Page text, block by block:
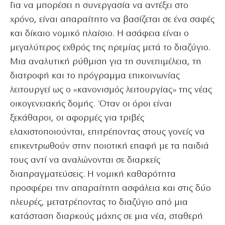
Για να μπορέσει η συνεργασία να αντέξει στο
χρόνο, είναι απαραίτητο να βασίζεται σε ένα σαφές
και δίκαιο νομικό πλαίσιο. Η ασάφεια είναι ο
μεγαλύτερος εχθρός της ηρεμίας μετά το διαζύγιο.
Μια αναλυτική ρύθμιση για τη συνεπιμέλεια, τη
διατροφή και το πρόγραμμα επικοινωνίας
λειτουργεί ως ο «κανονισμός λειτουργίας» της νέας
οικογενειακής δομής. Όταν οι όροι είναι
ξεκάθαροι, οι αφορμές για τριβές
ελαχιστοποιούνται, επιτρέποντας στους γονείς να
επικεντρωθούν στην ποιοτική επαφή με τα παιδιά
τους αντί να αναλώνονται σε διαρκείς
διαπραγματεύσεις. Η νομική καθαρότητα
προσφέρει την απαραίτητη ασφάλεια και στις δύο
πλευρές, μετατρέποντας το διαζύγιο από μια
κατάσταση διαρκούς μάχης σε μια νέα, σταθερή